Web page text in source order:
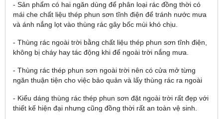
- Sản phẩm có hai ngăn dùng để phân loại rác đồng thời có
mái che chất liệu thép phun sơn tĩnh điện để tránh nước mưa
và ánh nắng lọt vào thùng rác gây bốc mùi khó chịu.
- Thùng rác ngoài trời bằng chất liệu thép phun sơn tĩnh điện,
không bị cháy hay tác động khi để ngoài trời nắng mưa.
- Thùng rác thép phun sơn ngoài trời nên có cửa mở từng
ngăn thuận tiện cho việc bảo quản và lấy thùng rác ra ngoài
- Kiểu dáng thùng rác thép phun sơn đặt ngoài trời rất đẹp với
thiết kế hiện đại nhưng cũng đồng thời rất an toàn vệ sinh.